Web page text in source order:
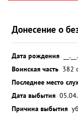
Донесение о
Дата рождения
Воинская часть 382
Последнее место
Дата выбытия
Причина выбытия